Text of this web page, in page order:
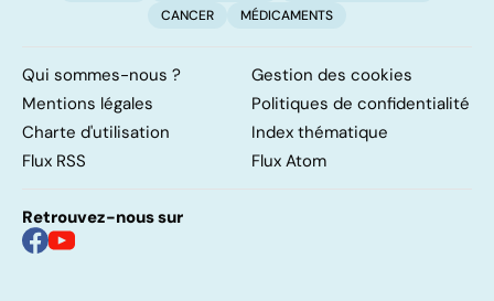
CANCER
MÉDICAMENTS
Qui sommes-nous ?
Gestion des cookies
Mentions légales
Politiques de confidentialité
Charte d'utilisation
Index thématique
Flux RSS
Flux Atom
Retrouvez-nous sur